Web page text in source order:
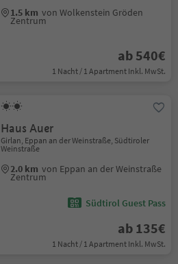
1.5 km von Wolkenstein Gröden
Zentrum
ab 540€
1 Nacht / 1 Apartment Inkl. MwSt.
Haus Auer
Girlan, Eppan an der Weinstraße, Südtiroler
Weinstraße
2.0 km von Eppan an der Weinstraße
Zentrum
Südtirol Guest Pass
ab 135€
1 Nacht / 1 Apartment Inkl. MwSt.